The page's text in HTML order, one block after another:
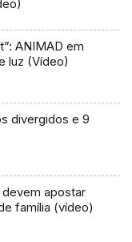
ANIMAD em
luz (Vídeo)
divergidos e 9
apostar
família (vídeo)